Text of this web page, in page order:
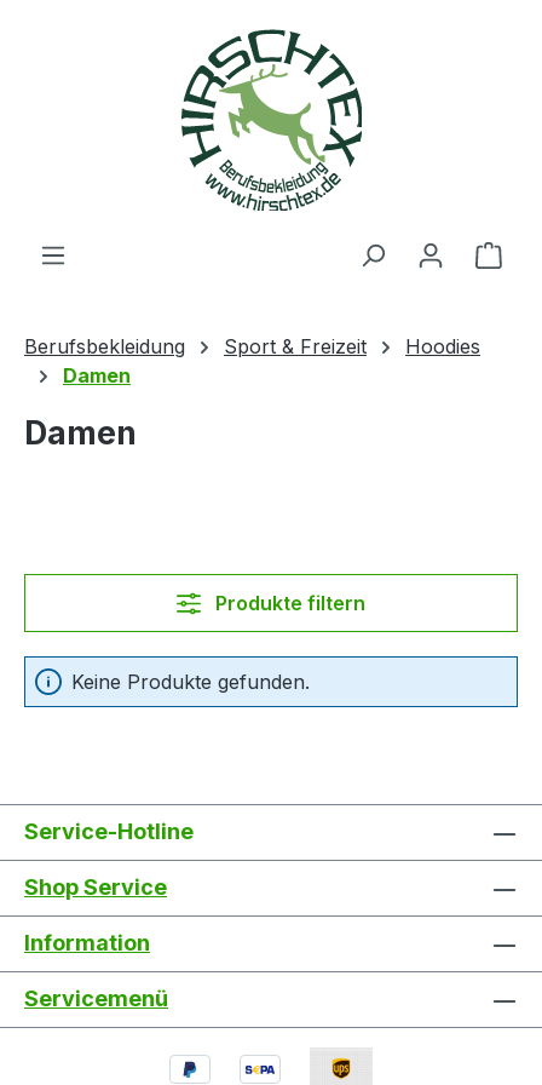
Berufsbekleidung Sport & Freizeit
Hoodies
Damen
Damen
Produkte filtern
Keine Produkte gefunden.
Service-Hotline
Shop Service
Information
Servicemenü